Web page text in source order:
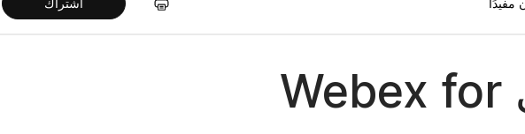
اشتراك
تسجيل الدخول إلى Webex for